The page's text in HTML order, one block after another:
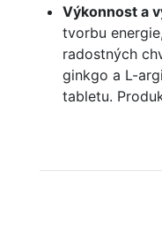
Výkonnost a
tvorbu
radostných
ginkgo a L-
tabletu.